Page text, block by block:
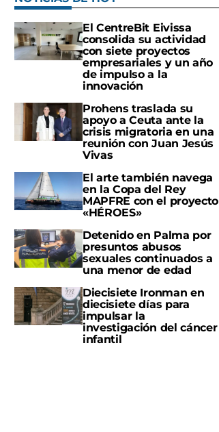
El CentreBit Eivissa
consolida su actividad
con siete proyectos
empresariales y un año
de impulso a la
innovación
Prohens traslada su
apoyo a Ceuta ante la
crisis migratoria en una
reunión con Juan Jesús
Vivas
El arte también navega
en la Copa del Rey
MAPFRE con el proyecto
«HÉROES»
Detenido en Palma por
presuntos abusos
sexuales continuados a
una menor de edad
Diecisiete Ironman en
diecisiete días para
impulsar la
investigación del cáncer
infantil